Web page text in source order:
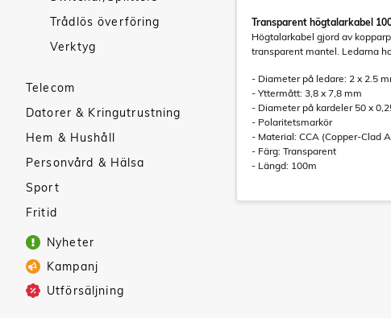
Trådlös överföring
Verktyg
Telecom
Datorer & Kringutrustning
Hem & Hushåll
Personvård & Hälsa
Sport
Fritid
Nyheter
Kampanj
Utförsäljning
Transparent högtalarkabel
Högtalarkabel gjord av
transparent mantel. Ledarna
- Diameter på ledare: 2 x 2.5
- Yttermått: 3,8 x 7,8 mm
- Diameter på kardeler 50 x
- Polaritetsmarkör
- Material: CCA (Copper-Clad
- Färg: Transparent
- Längd: 100m